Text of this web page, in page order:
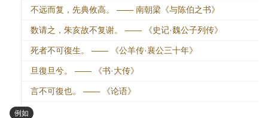
不远而复，先典攸高。 —— 南朝梁《与陈伯之书》
数请之，朱亥故不复谢。 —— 《史记·魏公子列传》
死者不可復生。 —— 《公羊传·襄公三十年》
旦復旦兮。 —— 《书·大传》
言不可復也。 —— 《论语》
例如 ：